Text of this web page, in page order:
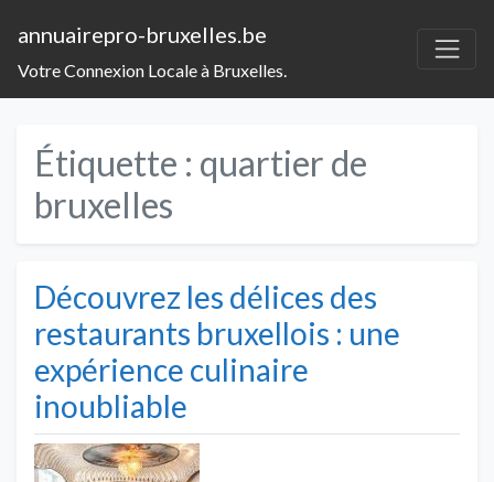
annuairepro-bruxelles.be
Votre Connexion Locale à Bruxelles.
Étiquette : quartier de
bruxelles
Découvrez les délices des
restaurants bruxellois : une
expérience culinaire
inoubliable